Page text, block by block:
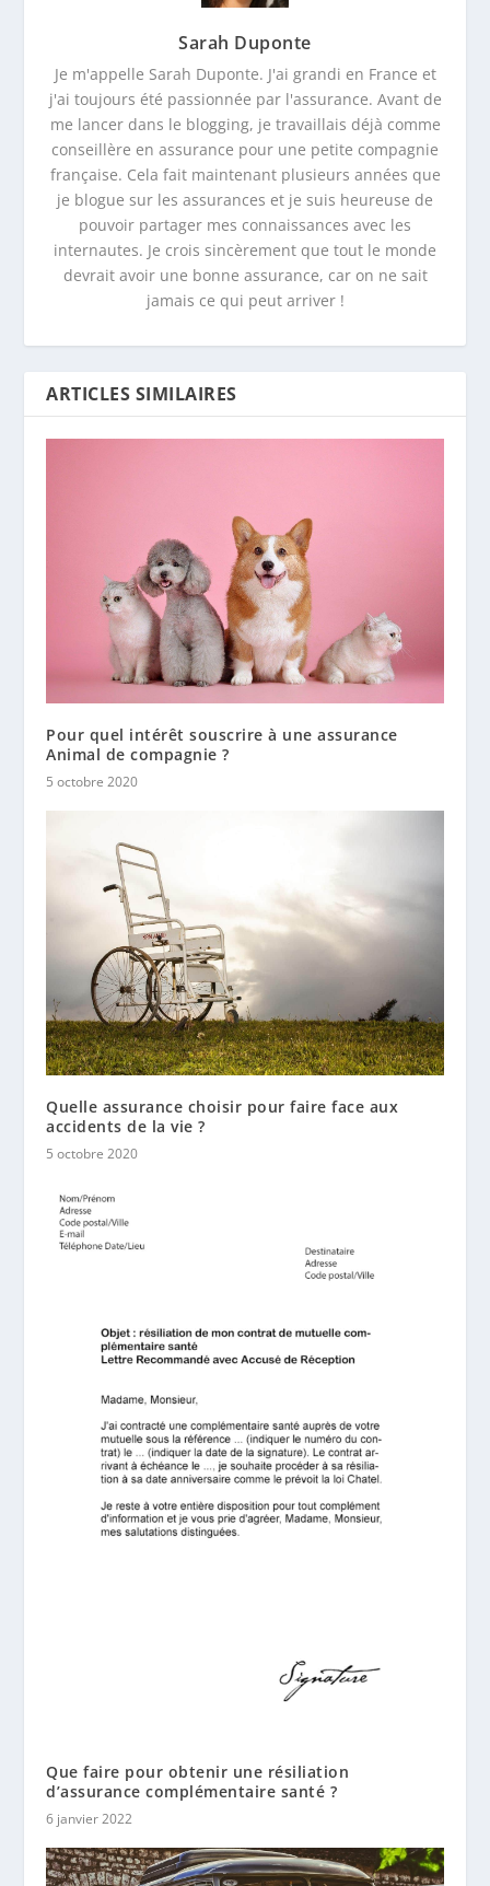
Sarah Duponte
Je m'appelle Sarah Duponte. J'ai grandi en France et
j'ai toujours été passionnée par l'assurance. Avant de
me lancer dans le blogging, je travaillais déjà comme
conseillère en assurance pour une petite compagnie
française. Cela fait maintenant plusieurs années que
je blogue sur les assurances et je suis heureuse de
pouvoir partager mes connaissances avec les
internautes. Je crois sincèrement que tout le monde
devrait avoir une bonne assurance, car on ne sait
jamais ce qui peut arriver !
ARTICLES SIMILAIRES
Pour quel intérêt souscrire à une assurance
Animal de compagnie ?
5 octobre 2020
Quelle assurance choisir pour faire face aux
accidents de la vie ?
5 octobre 2020
Que faire pour obtenir une résiliation
d’assurance complémentaire santé ?
6 janvier 2022